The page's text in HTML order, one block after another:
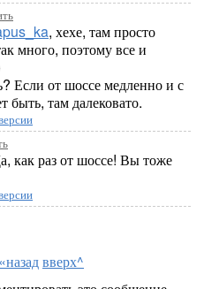
, хехе, там просто
много, поэтому все и
Если от шоссе медленно и с
быть, там далековато.
как раз от шоссе! Вы тоже
«назадвверх^